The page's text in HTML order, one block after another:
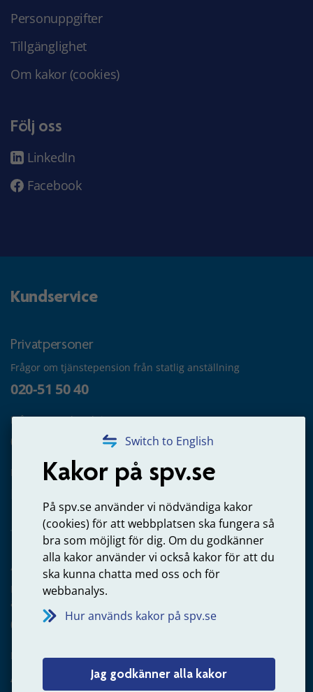
Switch to English
Kakor på spv.se
På spv.se använder vi nödvändiga kakor
(cookies) för att webbplatsen ska fungera så
bra som möjligt för dig. Om du godkänner
alla kakor använder vi också kakor för att du
ska kunna chatta med oss och för
webbanalys.
Hur används kakor på spv.se
Jag godkänner alla kakor
Personuppgifter
Tillgänglighet
Om kakor (cookies)
Följ oss
LinkedIn
Facebook
Kundservice
Privatpersoner
Frågor om tjänstepension från statlig anställning
020-51 50 40
Frågor om utbetalning
020-65 00 65
Kontakta oss
Arbetsgivare
Frågor om administration av tjänstepension från statlig
anställning
060-18 75 03
Kontakta oss
Arbetsgivare – skicka mejl till oss